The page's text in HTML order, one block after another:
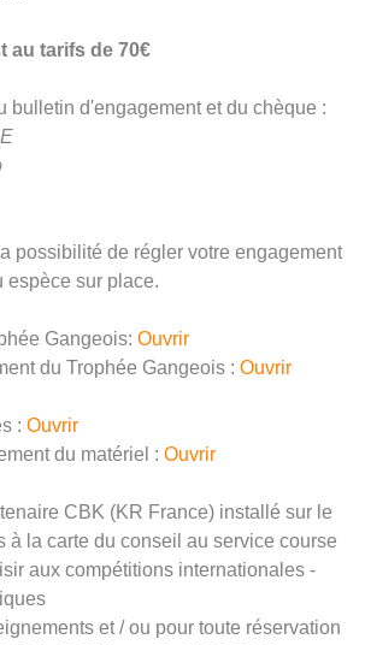
au tarifs de 70€
bulletin d'engagement et du chèque :
possibilité de régler votre engagement
espèce sur place.
Gangeois: Ouvrir
du Trophée Gangeois : Ouvrir
: Ouvrir
du matériel : Ouvrir
CBK (KR France) installé sur le
à la carte du conseil au service course
aux compétitions internationales -
et / ou pour toute réservation